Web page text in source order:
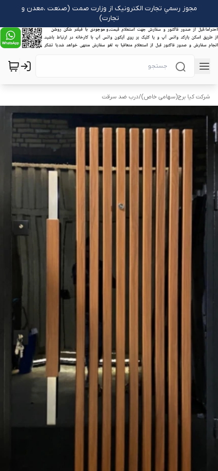
مجوز رسمیِ تجارت الکترونیک از وزارت صمت (صنعت ،معدن و
تجارت)
شرکت کیا برج(سهامی خاص)/درب ضد سرقت